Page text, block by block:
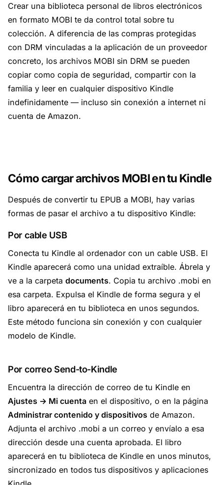
Crear una biblioteca personal de libros electrónicos
en formato MOBI te da control total sobre tu
colección. A diferencia de las compras protegidas
con DRM vinculadas a la aplicación de un proveedor
concreto, los archivos MOBI sin DRM se pueden
copiar como copia de seguridad, compartir con la
familia y leer en cualquier dispositivo Kindle
indefinidamente — incluso sin conexión a internet ni
cuenta de Amazon.
Cómo cargar archivos MOBI en tu Kindle
Después de convertir tu EPUB a MOBI, hay varias
formas de pasar el archivo a tu dispositivo Kindle:
Por cable USB
Conecta tu Kindle al ordenador con un cable USB. El
Kindle aparecerá como una unidad extraíble. Ábrela y
ve a la carpeta documents. Copia tu archivo .mobi en
esa carpeta. Expulsa el Kindle de forma segura y el
libro aparecerá en tu biblioteca en unos segundos.
Este método funciona sin conexión y con cualquier
modelo de Kindle.
Por correo Send-to-Kindle
Encuentra la dirección de correo de tu Kindle en
Ajustes → Mi cuenta en el dispositivo, o en la página
Administrar contenido y dispositivos de Amazon.
Adjunta el archivo .mobi a un correo y envíalo a esa
dirección desde una cuenta aprobada. El libro
aparecerá en tu biblioteca de Kindle en unos minutos,
sincronizado en todos tus dispositivos y aplicaciones